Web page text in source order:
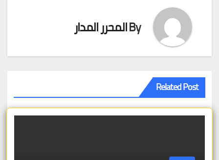
Byالمحرر المدار
Related Post